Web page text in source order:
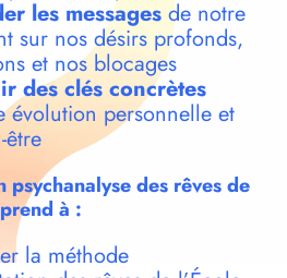
les messagesde notre
sur nos désirs profonds,
et nos blocages
des clés concrètes
évolution personnelle et
être
psychanalyse des rêves de
à :
la méthode